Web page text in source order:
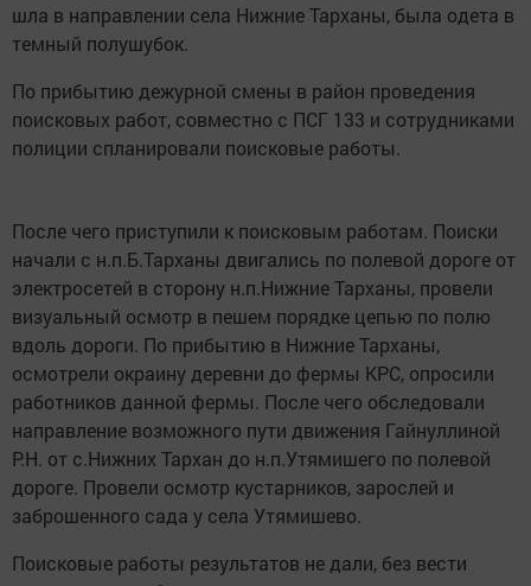
шла в направлении села Нижние Тарханы, была одета в
темный полушубок.
По прибытию дежурной смены в район проведения
поисковых работ, совместно с ПСГ 133 и сотрудниками
полиции спланировали поисковые работы.
После чего приступили к поисковым работам. Поиски
начали с н.п.Б.Тарханы двигались по полевой дороге от
электросетей в сторону н.п.Нижние Тарханы, провели
визуальный осмотр в пешем порядке цепью по полю
вдоль дороги. По прибытию в Нижние Тарханы,
осмотрели окраину деревни до фермы КРС, опросили
работников данной фермы. После чего обследовали
направление возможного пути движения Гайнуллиной
Р.Н. от с.Нижних Тархан до н.п.Утямишего по полевой
дороге. Провели осмотр кустарников, зарослей и
заброшенного сада у села Утямишево.
Поисковые работы результатов не дали, без вести